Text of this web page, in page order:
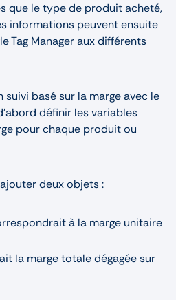
que le type de produit acheté,
informations peuvent ensuite
Tag Manager aux différents
suivi basé sur la marge avec le
définir les variables
pour chaque produit ou
deux objets :
à la marge unitaire
la marge totale dégagée sur